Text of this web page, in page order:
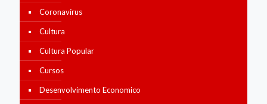
Coronavírus
Cultura
Cultura Popular
Cursos
Desenvolvimento Economico